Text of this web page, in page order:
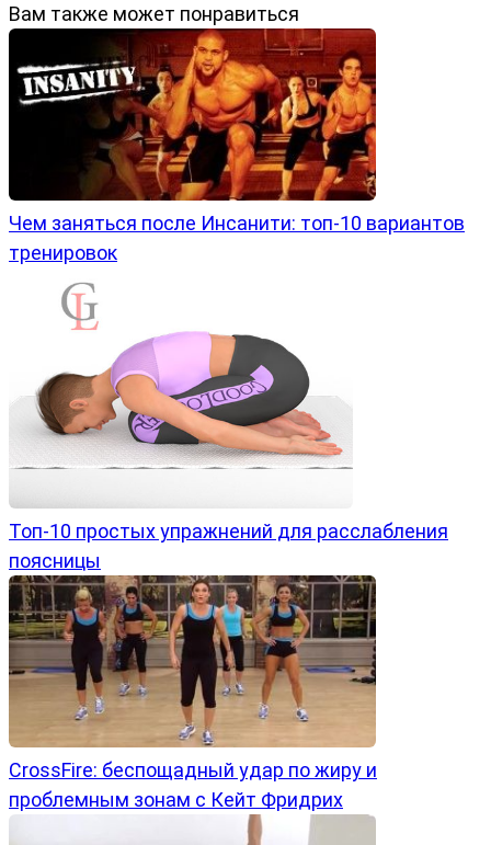
Вам также может понравиться
Чем заняться после Инсанити: топ-10 вариантов
тренировок
Топ-10 простых упражнений для расслабления
поясницы
CrossFire: беспощадный удар по жиру и
проблемным зонам с Кейт Фридрих